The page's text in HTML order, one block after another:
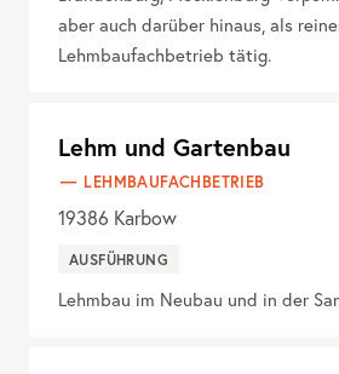
aber auch darüber hinaus, als
Lehmbaufachbetrieb tätig.
Lehm und Gartenbau
LEHMBAUFACHBETRIEB
19386 Karbow
AUSFÜHRUNG
Lehmbau im Neubau und in der